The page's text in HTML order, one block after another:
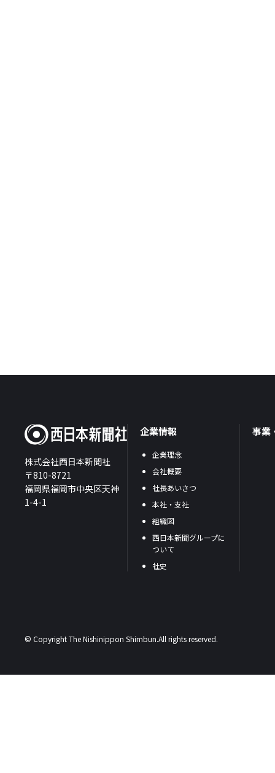
株式会社西日本新聞社
〒810-8721
福岡県福岡市中央区天神
1-4-1
企業情報
企業理念
会社概要
社長あいさつ
本社・支社
組織図
西日本新聞グループに
ついて
社史
事業
© Copyright The Nishinippon Shimbun.All rights reserved.